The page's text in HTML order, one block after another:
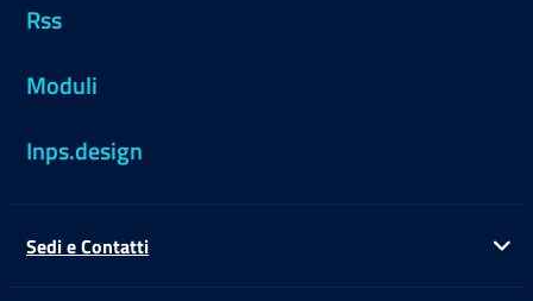
Rss
Moduli
Inps.design
Sedi e Contatti